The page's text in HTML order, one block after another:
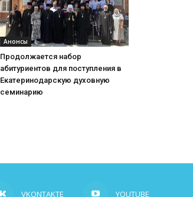
Анонсы
Продолжается набор
абитуриентов для поступления в
Екатеринодарскую духовную
семинарию
VKONTAKTE YOUTUBE